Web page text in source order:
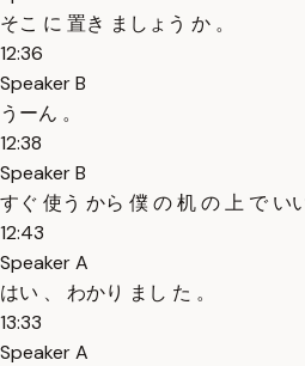
そこ に 置き ましょう か 。
12:36
Speaker B
うーん 。
12:38
Speaker B
すぐ 使う から 僕 の 机 の 上 で いい
12:43
Speaker A
はい 、 わかり まし た 。
13:33
Speaker A